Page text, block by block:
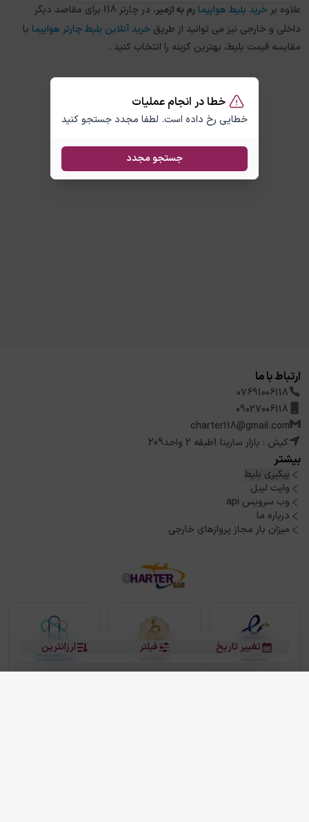
خطا در انجام عملیات
خطایی رخ داده است. لطفا مجدد جستجو کنید
جستجو مجدد
ارزانترین فیلتر تغییر تاریخ
علاوه بر خرید بلیط هواپیما رمبهازمیر
، در چارتر 118 برای مقاصد دیگر
داخلی و خارجی نیز می توانید از طریق خرید آنلاین بلیط چارتر هواپیما با
مقایسه قیمت بلیط، بهترین گزینه را انتخاب کنید .
ارتباط با ما
07691006118
09027006118
charter118@gmail.com
کیش : بازار سارینا 1طبقه 2 واحد209
بیشتر
پیگیری بلیط
وایت لیبل
وب سرویس api
درباره ما
میزان بار مجاز پروازهای خارجی